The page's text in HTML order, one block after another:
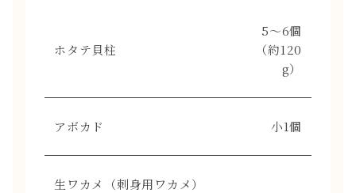
ホタテ貝柱
5〜6個
（約120
g）
アボカド 小1個
生ワカメ（刺身用ワカメ）